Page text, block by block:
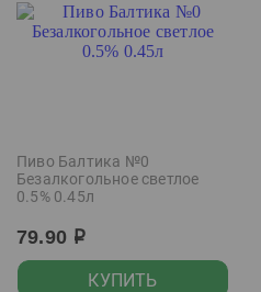
Пиво Балтика №0
Безалкогольное светлое
0.5% 0.45л
79.90 р
КУПИТЬ